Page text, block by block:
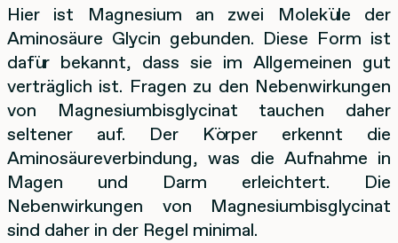
Hier ist Magnesium an zwei Moleküle der
Aminosäure Glycin gebunden. Diese Form ist
dafür bekannt, dass sie im Allgemeinen gut
verträglich ist. Fragen zu den Nebenwirkungen
von Magnesiumbisglycinat tauchen daher
seltener auf. Der Körper erkennt die
Aminosäureverbindung, was die Aufnahme in
Magen und Darm erleichtert. Die
Nebenwirkungen von Magnesiumbisglycinat
sind daher in der Regel minimal.